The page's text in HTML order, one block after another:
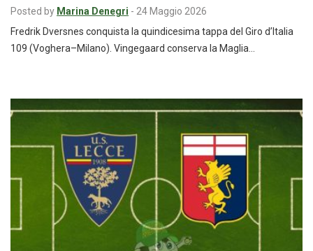
Posted by Marina Denegri - 24 Maggio 2026
Fredrik Dversnes conquista la quindicesima tappa del Giro d’Italia
109 (Voghera–Milano). Vingegaard conserva la Maglia…